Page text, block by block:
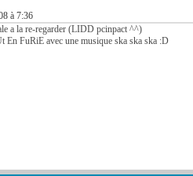
à 7:36
a la re-regarder (LIDD pcinpact ^^)
FuRiE avec une musique ska ska ska :D